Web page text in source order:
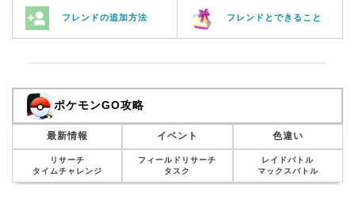
フレンドの追加方法 フレンドとできること
ポケモンGO攻略
最新情報 イベント 色違い
リサーチ
タイムチャレンジ
フィールドリサーチ
タスク
レイドバトル
マックスバトル